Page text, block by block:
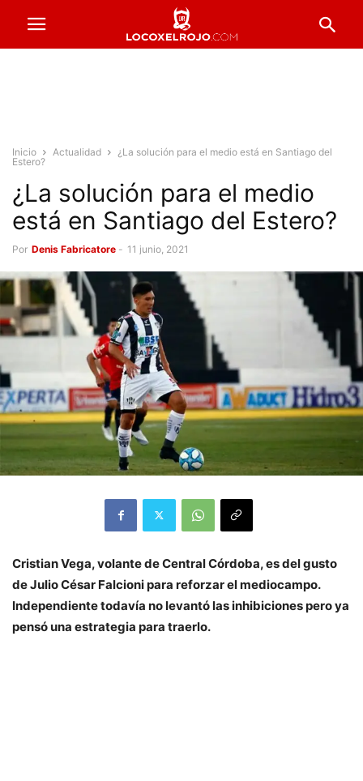
Inicio Actualidad
¿La solución para el medio está en Santiago del
Estero?
¿La solución para el medio
está en Santiago del Estero?
Por Denis Fabricatore - 11 junio, 2021
Cristian Vega, volante de Central Córdoba, es del gusto
de Julio César Falcioni para reforzar el mediocampo.
Independiente todavía no levantó las inhibiciones pero ya
pensó una estrategia para traerlo.